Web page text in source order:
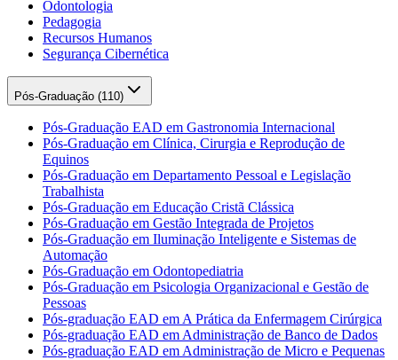
Odontologia
Pedagogia
Recursos Humanos
Segurança Cibernética
Pós-Graduação (110)
Pós-Graduação EAD em Gastronomia Internacional
Pós-Graduação em Clínica, Cirurgia e Reprodução de
Equinos
Pós-Graduação em Departamento Pessoal e Legislação
Trabalhista
Pós-Graduação em Educação Cristã Clássica
Pós-Graduação em Gestão Integrada de Projetos
Pós-Graduação em Iluminação Inteligente e Sistemas de
Automação
Pós-Graduação em Odontopediatria
Pós-Graduação em Psicologia Organizacional e Gestão de
Pessoas
Pós-graduação EAD em A Prática da Enfermagem Cirúrgica
Pós-graduação EAD em Administração de Banco de Dados
Pós-graduação EAD em Administração de Micro e Pequenas